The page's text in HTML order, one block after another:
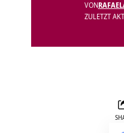
ZULETZT
VON